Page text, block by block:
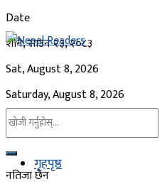
Date
शनि, साउन २३, २०८३
Sat, August 8, 2026
Saturday, August 8, 2026
नतिजा छैन
गृहपृष्ठ